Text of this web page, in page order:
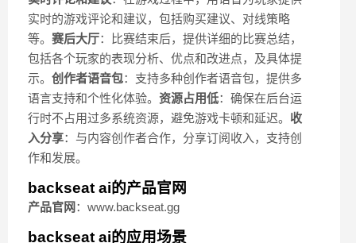
实时的游戏评论和建议，包括购买建议、对线策略
等。 赛后大厅：比赛结束后，提供详细的比赛总结，
包括各个玩家的表现分析、优点和改进点，及具体提
示。 创作者语音包：支持多种创作者语音包，提供多
语言支持和个性化体验。 资源占用低：确保在后台运
行时不占用过多系统资源，避免游戏卡顿和延迟。 收
入分享：与内容创作者合作，分享订阅收入，支持创
作和发展。
backseat ai的产品官网
产品官网 ：www.backseat.gg
backseat ai的应用场景